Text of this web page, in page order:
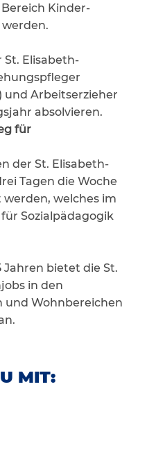
Kinder-
Elisabeth-
und Arbeitserzieher
absolvieren.
für
der St. Elisabeth-
Tagen die Woche
welches im
Sozialpädagogik
Jahren bietet die St.
in den
und Wohnbereichen
MIT: